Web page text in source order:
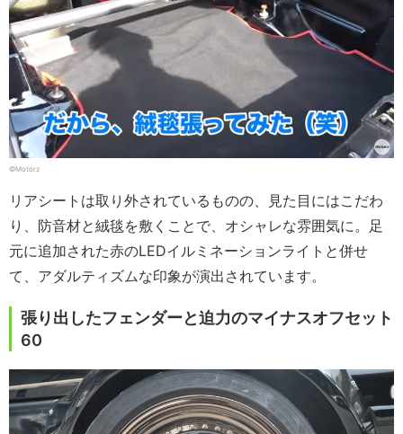
©Motorz
リアシートは取り外されているものの、見た目にはこだわ
り、防音材と絨毯を敷くことで、オシャレな雰囲気に。足
元に追加された赤のLEDイルミネーションライトと併せ
て、アダルティズムな印象が演出されています。
張り出したフェンダーと迫力のマイナスオフセット
60